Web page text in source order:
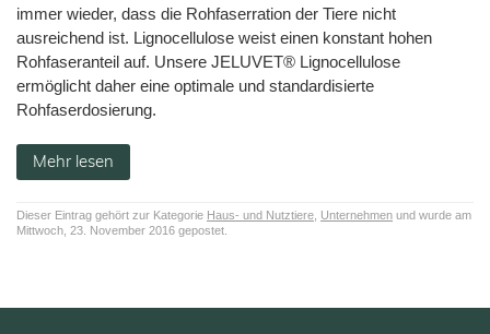
immer wieder, dass die Rohfaserration der Tiere nicht
ausreichend ist. Lignocellulose weist einen konstant hohen
Rohfaseranteil auf. Unsere JELUVET® Lignocellulose
ermöglicht daher eine optimale und standardisierte
Rohfaserdosierung.
Mehr lesen
Dieser Eintrag gehört zur Kategorie Haus- und Nutztiere Unternehmen und wurde am
Mittwoch, 23. November 2016 gepostet.